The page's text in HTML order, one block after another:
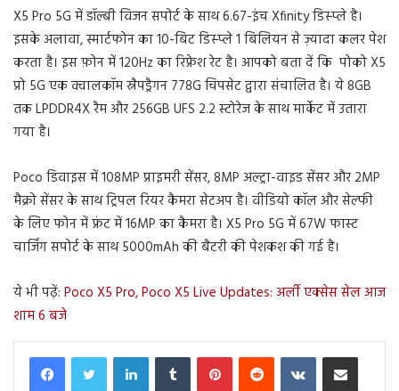
X5 Pro 5G में डॉल्बी विजन सपोर्ट के साथ 6.67-इंच Xfinity डिस्प्ले है।
इसके अलावा, स्मार्टफोन का 10-बिट डिस्प्ले 1 बिलियन से ज़्यादा कलर पेश
करता है। इस फ़ोन में 120Hz का रिफ्रेश रेट है। आपको बता दें कि पोको X5
प्रो 5G एक क्वालकॉम स्नैपड्रैगन 778G चिपसेट द्वारा संचालित है। ये 8GB
तक LPDDR4X रैम और 256GB UFS 2.2 स्टोरेज के साथ मार्केट में उतारा
गया है।
Poco डिवाइस में 108MP प्राइमरी सेंसर, 8MP अल्ट्रा-वाइड सेंसर और 2MP
मैक्रो सेंसर के साथ ट्रिपल रियर कैमरा सेटअप है। वीडियो कॉल और सेल्फी
के लिए फोन में फ्रंट में 16MP का कैमरा है। X5 Pro 5G में 67W फास्ट
चार्जिंग सपोर्ट के साथ 5000mAh की बैटरी की पेशकश की गई है।
ये भी पढ़ें: Poco X5 Pro, Poco X5 Live Updates: अर्ली एक्सेस सेल आज
शाम 6 बजे
LinkedInTumblr PinterestReddit VKontakteShare via Email